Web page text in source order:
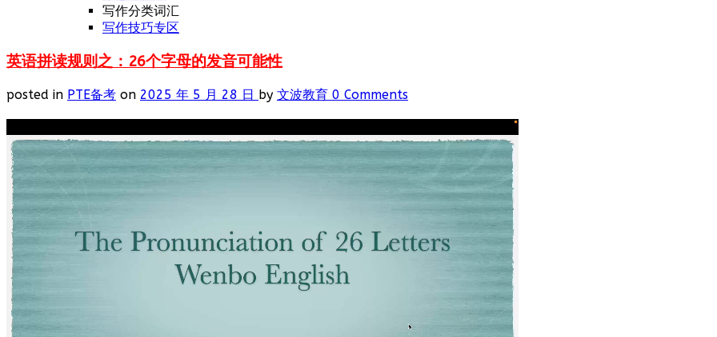
写作分类词汇
写作技巧专区
英语拼读规则之：26个字母的发音可能性
posted in PTE备考 on 2025 年 5 月 28 日 by 文波教育 0 Comments